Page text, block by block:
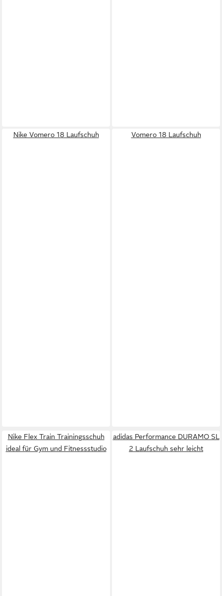
Nike Vomero 18 Laufschuh Vomero 18 Laufschuh
Nike Flex Train Trainingsschuh
ideal für Gym und Fitnessstudio
adidas Performance DURAMO SL
2 Laufschuh sehr leicht